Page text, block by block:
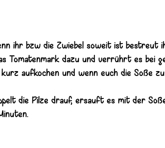
ihr bzw die Zwiebel soweit ist bestreut
Tomatenmark dazu und verrührt es bei
aufkochen und wenn euch die Soße
die Pilze drauf, ersauft es mit der